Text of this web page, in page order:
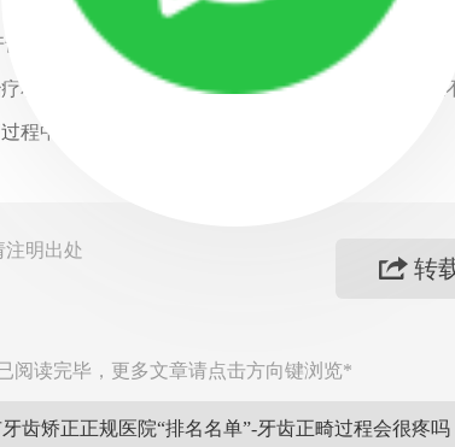
正畸过程会很疼吗，总结而言，牙齿正畸过程中
和合理的疼痛管理策略，患者可以更大程度地减轻
程中保持良好的沟通和协作。
明出处
转
阅读完毕，更多文章请点击方向键浏览*
齿矫正正规医院“排名名单”-牙齿正畸过程会很疼吗